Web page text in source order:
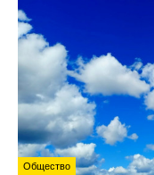
Общество